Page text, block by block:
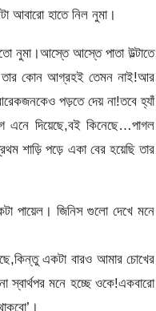
আবারো হাতে নিল নুমা।
নুমা।আস্তে আস্তে পাতা উল্টাতে
তার কোন আগ্রহই তেমন নাই!আর
পড়তে দেয় না!তবে হ্যাঁ
দিয়েছে,বই কিনেছে…পাগল
শাড়ি পড়ে একা বের হয়েছি তার
পায়েল। জিনিস গুলো দেখে মনে
একটা বারও আমার চোখের
স্বার্থপর মনে হচ্ছে ওকে!একবারো